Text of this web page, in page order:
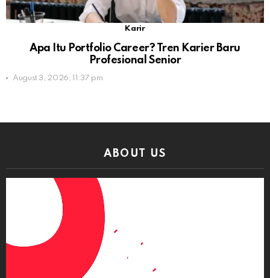
Karir
Apa Itu Portfolio Career? Tren Karier Baru
Profesional Senior
August 3, 2026, 11:37 pm
ABOUT US